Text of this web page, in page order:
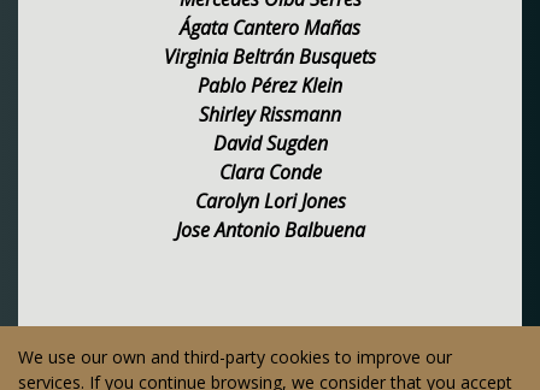
Ágata Cantero Mañas
Virginia Beltrán Busquets
Pablo Pérez Klein
Shirley Rissmann
David Sugden
Clara Conde
Carolyn Lori Jones
Jose Antonio Balbuena
© 2026 Copyright official web of Fundació Montserrat
We use our own and third-party cookies to improve our
services. If you continue browsing, we consider that you accept